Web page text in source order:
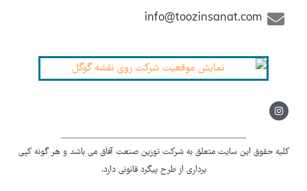
info@toozinsanat.com
Instagram
کلیه حقوق این سایت متعلق به شرکت توزین صنعت آفاق می باشد و هر گونه کپی
برداری از طرح پیگرد قانونی دارد.